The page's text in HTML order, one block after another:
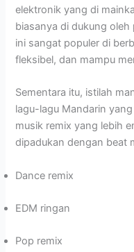
elektronik yang di
biasanya di dukung oleh
ini sangat populer di
fleksibel, dan mampu
Sementara itu, istilah
lagu-lagu Mandarin
musik remix yang lebih
dipadukan dengan beat
Dance remix
EDM ringan
Pop remix